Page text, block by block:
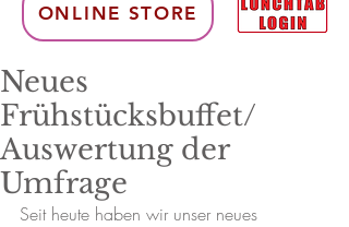
ONLINE STORE
Neues
Frühstücksbuffet/
Auswertung der
Umfrage
Seit heute haben wir unser neues